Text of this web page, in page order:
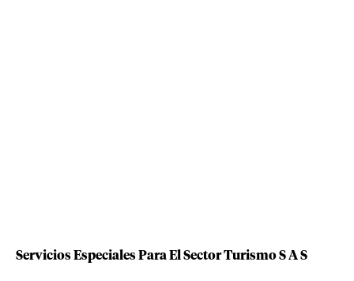
Servicios Especiales Para El Sector Turismo S A S